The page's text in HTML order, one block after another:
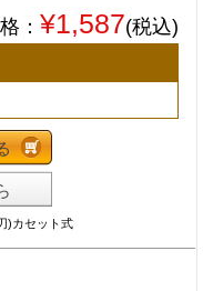
： ¥1,587(税込)
)カセット式